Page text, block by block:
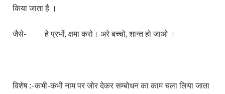
किया जाता है ।
जैसे- हे प्रभों, क्षमा करो। अरे बच्चो, शान्त हो जाओ ।
विशेष :- कभी-कभी नाम पर जोर देकर सम्बोधन का काम चला लिया जाता